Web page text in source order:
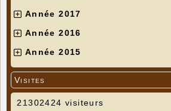
Année 2017
Année 2016
Année 2015
Visites
21302424 visiteurs